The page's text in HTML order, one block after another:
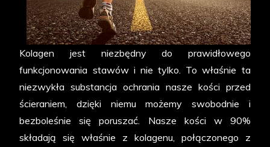
Kolagen jest niezbędny do prawidłowego
funkcjonowania stawów i nie tylko. To właśnie ta
niezwykła substancja ochrania nasze kości przed
ścieraniem, dzięki niemu możemy swobodnie i
bezboleśnie się poruszać. Nasze kości w 90%
składają się właśnie z kolagenu, połączonego z